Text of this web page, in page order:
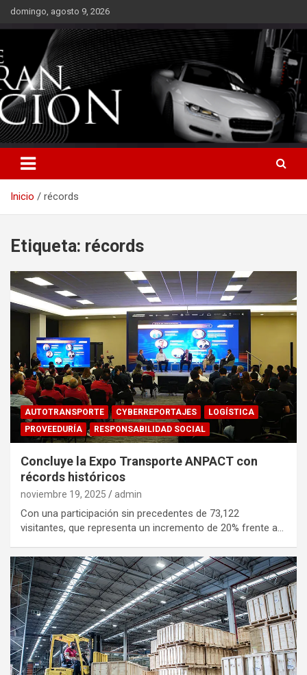
Saltardomingo, agosto 9, 2026
Inicio récords
Etiqueta: récords
AUTOTRANSPORTE CYBERREPORTAJES
LOGÍSTICA
PROVEEDURÍA
RESPONSABILIDAD SOCIAL
Concluye la Expo Transporte ANPACT con
récords históricos
noviembre 19, 2025 admin
Con una participación sin precedentes de 73,122
visitantes, que representa un incremento de 20% frente a…